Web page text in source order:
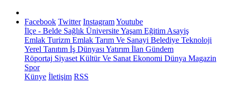
Facebook Twitter InstagramYoutube
İlçe - Belde Sağlık ÜniversiteYaşam Eğitim Asayiş
Emlak Turizm Emlak Tarım Ve Sanayi Belediye Teknoloji
Yerel Tanıtım İş Dünyası Yatırım İlan Gündem
Röportaj Siyaset Kültür Ve Sanat Ekonomi Dünya Magazin
Spor
Künye İletişim RSS